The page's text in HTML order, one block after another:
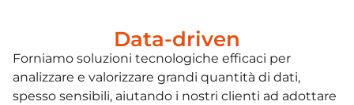
Data-driven
Forniamo soluzioni tecnologiche efficaci per
analizzare e valorizzare grandi quantità di dati,
spesso sensibili, aiutando i nostri clienti ad adottare